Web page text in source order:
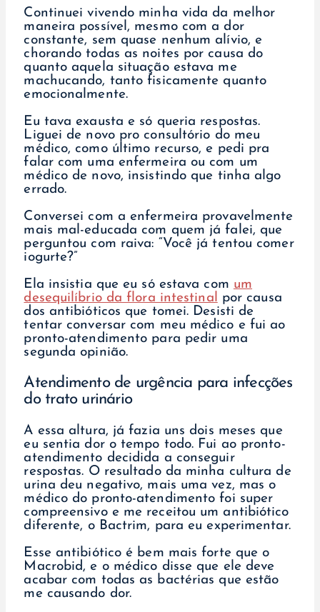
Continuei vivendo minha vida da melhor
maneira possível, mesmo com a dor
constante, sem quase nenhum alívio, e
chorando todas as noites por causa do
quanto aquela situação estava me
machucando, tanto fisicamente quanto
emocionalmente.
Eu tava exausta e só queria respostas.
Liguei de novo pro consultório do meu
médico, como último recurso, e pedi pra
falar com uma enfermeira ou com um
médico de novo, insistindo que tinha algo
errado.
Conversei com a enfermeira provavelmente
mais mal-educada com quem já falei, que
perguntou com raiva: “Você já tentou comer
iogurte?”
Ela insistia que eu só estava com um
desequilíbrio da flora intestinal por causa
dos antibióticos que tomei. Desisti de
tentar conversar com meu médico e fui ao
pronto-atendimento para pedir uma
segunda opinião.
Atendimento de urgência para infecções
do trato urinário
A essa altura, já fazia uns dois meses que
eu sentia dor o tempo todo. Fui ao pronto-
atendimento decidida a conseguir
respostas. O resultado da minha cultura de
urina deu negativo, mais uma vez, mas o
médico do pronto-atendimento foi super
compreensivo e me receitou um antibiótico
diferente, o Bactrim, para eu experimentar.
Esse antibiótico é bem mais forte que o
Macrobid, e o médico disse que ele deve
acabar com todas as bactérias que estão
me causando dor.